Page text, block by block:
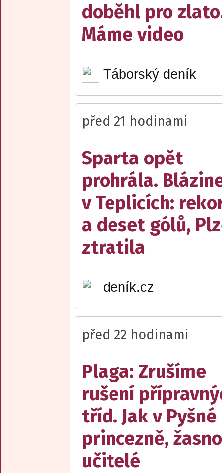
doběhl pro
Máme video
Táborský deník
před 21 hodinami
Sparta opět
prohrála.
v Teplicích:
a deset gólů,
ztratila
deník.cz
před 22 hodinami
Plaga: Zrušíme
rušení
tříd. Jak v Pyšné
princezně,
učitelé